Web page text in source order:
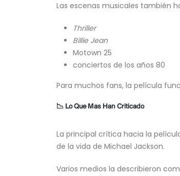
Las escenas musicales también
Thriller
Billie Jean
Motown 25
conciertos de los años 80
Para muchos fans, la película
📉 Lo Que Más Han Criticado
La principal crítica hacia la
de la vida de Michael Jackson.
Varios medios la describieron